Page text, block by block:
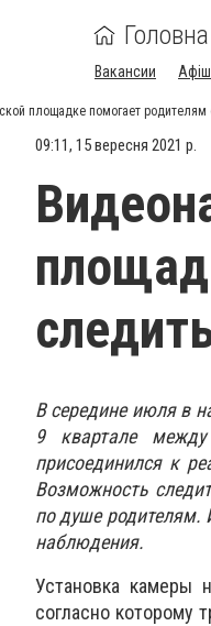
Головна
Вакансии
площадке помогает родителям
09:11, 15 вересня 2021 р.
В середине июля в
9 квартале
присоединился к
Возможность
по душе родителям.
наблюдения.
Установка камеры
согласно которому